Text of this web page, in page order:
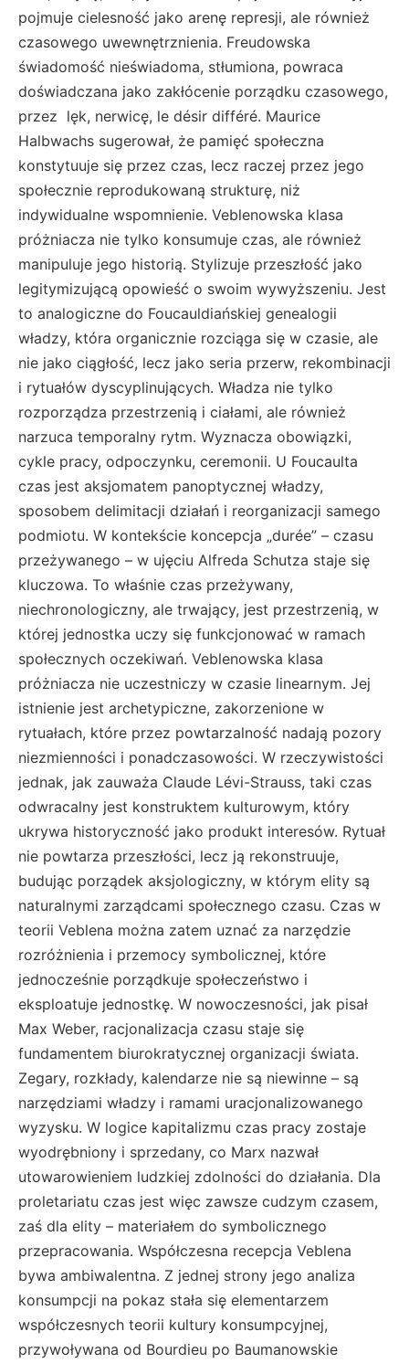
pojmuje cielesność jako arenę represji, ale również
czasowego uwewnętrznienia. Freudowska
świadomość nieświadoma, stłumiona, powraca
doświadczana jako zakłócenie porządku czasowego,
przez lęk, nerwicę, le désir différé. Maurice
Halbwachs sugerował, że pamięć społeczna
konstytuuje się przez czas, lecz raczej przez jego
społecznie reprodukowaną strukturę, niż
indywidualne wspomnienie. Veblenowska klasa
próżniacza nie tylko konsumuje czas, ale również
manipuluje jego historią. Stylizuje przeszłość jako
legitymizującą opowieść o swoim wywyższeniu. Jest
to analogiczne do Foucauldiańskiej genealogii
władzy, która organicznie rozciąga się w czasie, ale
nie jako ciągłość, lecz jako seria przerw, rekombinacji
i rytuałów dyscyplinujących. Władza nie tylko
rozporządza przestrzenią i ciałami, ale również
narzuca temporalny rytm. Wyznacza obowiązki,
cykle pracy, odpoczynku, ceremonii. U Foucaulta
czas jest aksjomatem panoptycznej władzy,
sposobem delimitacji działań i reorganizacji samego
podmiotu. W kontekście koncepcja „durée” – czasu
przeżywanego – w ujęciu Alfreda Schutza staje się
kluczowa. To właśnie czas przeżywany,
niechronologiczny, ale trwający, jest przestrzenią, w
której jednostka uczy się funkcjonować w ramach
społecznych oczekiwań. Veblenowska klasa
próżniacza nie uczestniczy w czasie linearnym. Jej
istnienie jest archetypiczne, zakorzenione w
rytuałach, które przez powtarzalność nadają pozory
niezmienności i ponadczasowości. W rzeczywistości
jednak, jak zauważa Claude Lévi-Strauss, taki czas
odwracalny jest konstruktem kulturowym, który
ukrywa historyczność jako produkt interesów. Rytuał
nie powtarza przeszłości, lecz ją rekonstruuje,
budując porządek aksjologiczny, w którym elity są
naturalnymi zarządcami społecznego czasu. Czas w
teorii Veblena można zatem uznać za narzędzie
rozróżnienia i przemocy symbolicznej, które
jednocześnie porządkuje społeczeństwo i
eksploatuje jednostkę. W nowoczesności, jak pisał
Max Weber, racjonalizacja czasu staje się
fundamentem biurokratycznej organizacji świata.
Zegary, rozkłady, kalendarze nie są niewinne – są
narzędziami władzy i ramami uracjonalizowanego
wyzysku. W logice kapitalizmu czas pracy zostaje
wyodrębniony i sprzedany, co Marx nazwał
utowarowieniem ludzkiej zdolności do działania. Dla
proletariatu czas jest więc zawsze cudzym czasem,
zaś dla elity – materiałem do symbolicznego
przepracowania. Współczesna recepcja Veblena
bywa ambiwalentna. Z jednej strony jego analiza
konsumpcji na pokaz stała się elementarzem
współczesnych teorii kultury konsumpcyjnej,
przywoływana od Bourdieu po Baumanowskie